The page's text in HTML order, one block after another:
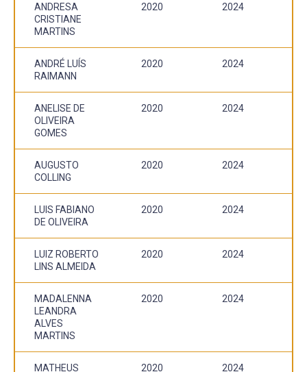
ANDRESA
CRISTIANE
MARTINS
2020 2024
ANDRÉ LUÍS
RAIMANN
2020 2024
ANELISE DE
OLIVEIRA
GOMES
2020 2024
AUGUSTO
COLLING
2020 2024
LUIS FABIANO
DE OLIVEIRA
2020 2024
LUIZ ROBERTO
LINS ALMEIDA
2020 2024
MADALENNA
LEANDRA
ALVES
MARTINS
2020 2024
MATHEUS 2020 2024